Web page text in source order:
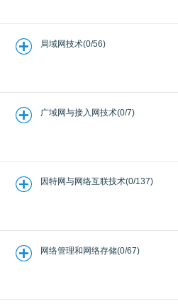
局域网技术(0/56)
广域网与接入网技术(0/7)
因特网与网络互联技术(0/137)
网络管理和网络存储(0/67)